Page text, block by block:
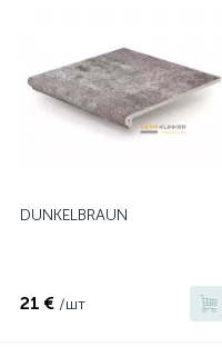
DUNKELBRAUN
21 € /шт